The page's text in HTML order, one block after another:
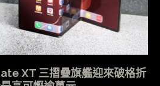
XT 三摺疊旗艦迎來破格折